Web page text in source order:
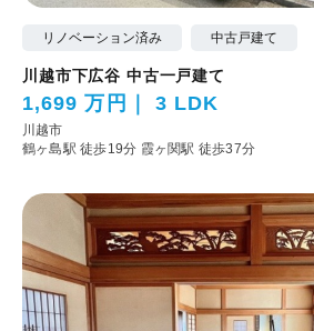
リノベーション済み 中古戸建て
川越市下広谷 中古一戸建て
1,699 万円 3 LDK
川越市
鶴ヶ島駅 徒歩19分 霞ヶ関駅 徒歩37分